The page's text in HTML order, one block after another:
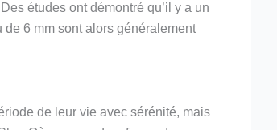
études ont démontré qu’il y a un
de 6 mm sont alors généralement
de leur vie avec sérénité, mais